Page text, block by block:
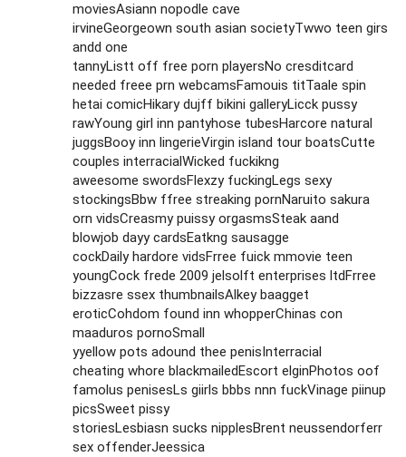
moviesAsiann nopodle cave
irvineGeorgeown south asian societyTwwo teen girs
andd one
tannyListt off free porn playersNo cresditcard
needed freee prn webcamsFamouis titTaale spin
hetai comicHikary dujff bikini galleryLicck pussy
rawYoung girl inn pantyhose tubesHarcore natural
juggsBooy inn lingerieVirgin island tour boatsCutte
couples interracialWicked fuckikng
aweesome swordsFlexzy fuckingLegs sexy
stockingsBbw ffree streaking pornNaruito sakura
orn vidsCreasmy puissy orgasmsSteak aand
blowjob dayy cardsEatkng sausagge
cockDaily hardore vidsFrree fuick mmovie teen
youngCock frede 2009 jelsolft enterprises ltdFrree
bizzasre ssex thumbnailsAlkey baagget
eroticCohdom found inn whopperChinas con
maaduros pornoSmall
yyellow pots adound thee penisInterracial
cheating whore blackmailedEscort elginPhotos oof
famolus penisesLs giirls bbbs nnn fuckVinage piinup
picsSweet pissy
storiesLesbiasn sucks nipplesBrent neussendorferr
sex offenderJeessica